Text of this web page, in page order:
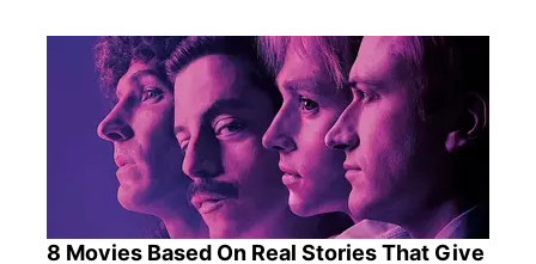
8 Movies Based On Real Stories That Give